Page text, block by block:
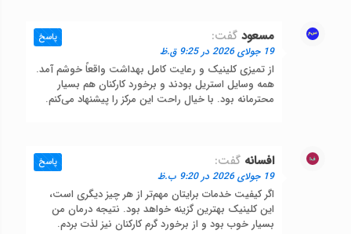
مسعود گفت:
19 جولای 2026 در 9:25 ق.ظ
از تمیزی کلینیک و رعایت کامل بهداشت واقعاً خوشم آمد.
همه وسایل استریل بودند و برخورد کارکنان هم بسیار
محترمانه بود. با خیال راحت این مرکز را پیشنهاد می‌کنم.
پاسخ
افسانه گفت:
19 جولای 2026 در 9:20 ب.ظ
اگر کیفیت خدمات برایتان مهم‌تر از هر چیز دیگری است،
این کلینیک بهترین گزینه خواهد بود. نتیجه درمان من
بسیار خوب بود و از برخورد گرم کارکنان نیز لذت بردم.
پاسخ